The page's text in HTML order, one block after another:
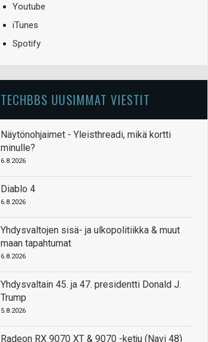
Youtube
iTunes
Spotify
TECHBBS UUSIMMAT VIESTIT
Näytönohjaimet - Yleisthreadi, mikä kortti
minulle?
6.8.2026
Diablo 4
6.8.2026
Yhdysvaltojen sisä- ja ulkopolitiikka & muut
maan tapahtumat
6.8.2026
Yhdysvaltain 45. ja 47. presidentti Donald J.
Trump
5.8.2026
Radeon RX 9070 XT & 9070 -ketju (Navi 48)